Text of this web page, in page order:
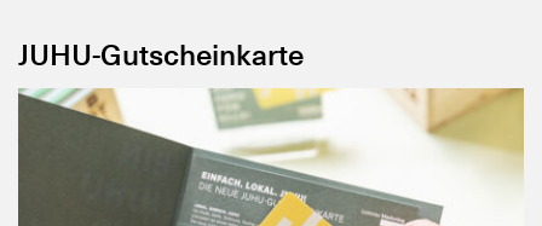
JUHU-Gutscheinkarte